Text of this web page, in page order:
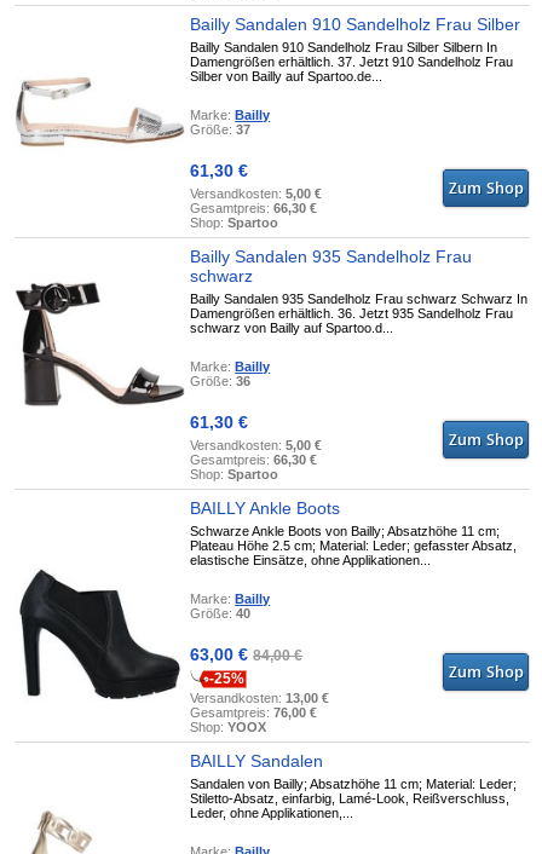
Bailly Sandalen 910 Sandelholz Frau Silber
Bailly Sandalen 910 Sandelholz Frau Silber Silbern In
Damengrößen erhältlich. 37. Jetzt 910 Sandelholz Frau
Silber von Bailly auf Spartoo.de...
Marke:Bailly
Größe:37
61,30 €
Versandkosten:5,00 €
Gesamtpreis:66,30 €
Shop:Spartoo
Bailly Sandalen 935 Sandelholz Frau
schwarz
Bailly Sandalen 935 Sandelholz Frau schwarz Schwarz In
Damengrößen erhältlich. 36. Jetzt 935 Sandelholz Frau
schwarz von Bailly auf Spartoo.d...
Marke:Bailly
Größe:36
61,30 €
Versandkosten:5,00 €
Gesamtpreis:66,30 €
Shop:Spartoo
BAILLY Ankle Boots
Schwarze Ankle Boots von Bailly; Absatzhöhe 11 cm;
Plateau Höhe 2.5 cm; Material: Leder; gefasster Absatz,
elastische Einsätze, ohne Applikationen...
Marke:Bailly
Größe:40
63,00 €84,00 €
-25%
Versandkosten:13,00 €
Gesamtpreis:76,00 €
Shop:YOOX
BAILLY Sandalen
Sandalen von Bailly; Absatzhöhe 11 cm; Material: Leder;
Stiletto-Absatz, einfarbig, Lamé-Look, Reißverschluss,
Leder, ohne Applikationen,...